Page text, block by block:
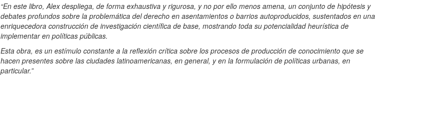
“En este libro, Alex despliega, de forma exhaustiva y rigurosa, y no por ello menos amena, un conjunto de hipótesis y
debates profundos sobre la problemática del derecho en asentamientos o barrios autoproducidos, sustentados en una
enriquecedora construcción de investigación científica de base, mostrando toda su potencialidad heurística de
implementar en políticas públicas.
Esta obra, es un estímulo constante a la reflexión crítica sobre los procesos de producción de conocimiento que se
hacen presentes sobre las ciudades latinoamericanas, en general, y en la formulación de políticas urbanas, en
particular.”